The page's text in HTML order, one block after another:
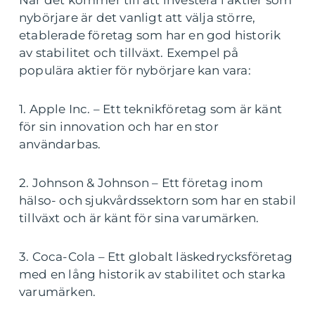
nybörjare är det vanligt att välja större,
etablerade företag som har en god historik
av stabilitet och tillväxt. Exempel på
populära aktier för nybörjare kan vara:
1. Apple Inc. – Ett teknikföretag som är känt
för sin innovation och har en stor
användarbas.
2. Johnson & Johnson – Ett företag inom
hälso- och sjukvårdssektorn som har en stabil
tillväxt och är känt för sina varumärken.
3. Coca-Cola – Ett globalt läskedrycksföretag
med en lång historik av stabilitet och starka
varumärken.